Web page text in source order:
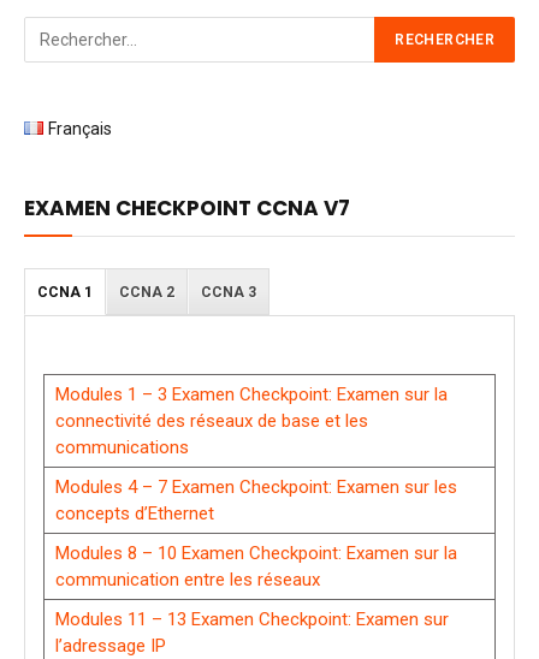
Français
EXAMEN CHECKPOINT CCNA V7
CCNA 1 CCNA 2 CCNA 3
Modules 1 – 3 Examen Checkpoint: Examen sur la
connectivité des réseaux de base et les
communications
Modules 4 – 7 Examen Checkpoint: Examen sur les
concepts d’Ethernet
Modules 8 – 10 Examen Checkpoint: Examen sur la
communication entre les réseaux
Modules 11 – 13 Examen Checkpoint: Examen sur
l’adressage IP